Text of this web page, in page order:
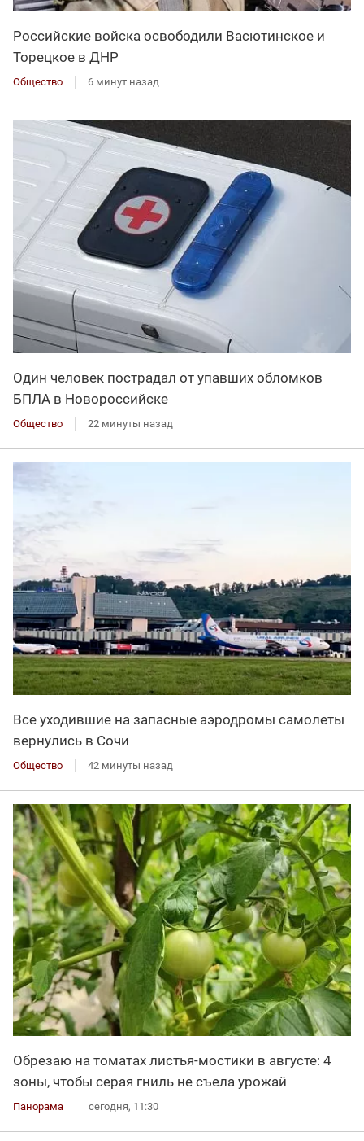
Российские войска освободили Васютинское и
Торецкое в ДНР
Общество 6 минут назад
Один человек пострадал от упавших обломков
БПЛА в Новороссийске
Общество 22 минуты назад
Все уходившие на запасные аэродромы самолеты
вернулись в Сочи
Общество 42 минуты назад
Обрезаю на томатах листья-мостики в августе: 4
зоны, чтобы серая гниль не съела урожай
Панорама сегодня, 11:30